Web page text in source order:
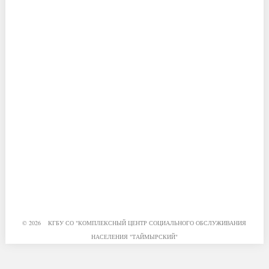
© 2026 КГБУ СО "КОМПЛЕКСНЫЙ ЦЕНТР СОЦИАЛЬНОГО ОБСЛУЖИВАНИЯ
НАСЕЛЕНИЯ "ТАЙМЫРСКИЙ"